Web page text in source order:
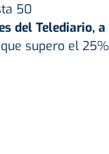
50
del Telediario, a
supero el 25%